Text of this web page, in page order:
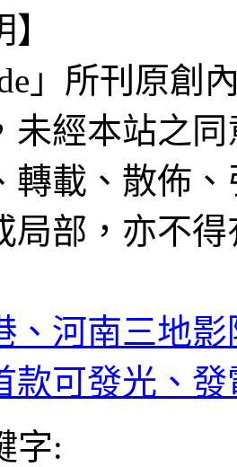
」所刊原創
未經本站之
轉載、散佈
局部，亦不
、河南三地
款可發光、
字: